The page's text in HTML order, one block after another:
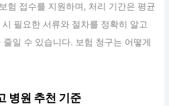
험 접수를 지원하며, 처리 기간은 평균
필요한 서류와 절차를 정확히 알고
일 수 있습니다. 보험 청구는 어떻게
병원 추천 기준